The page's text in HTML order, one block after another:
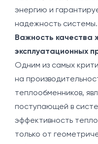
энергию и
надежность системы.
Важность качества
эксплуатационных
Одним из самых
на
теплообменников,
поступающей в
эффективность
только от